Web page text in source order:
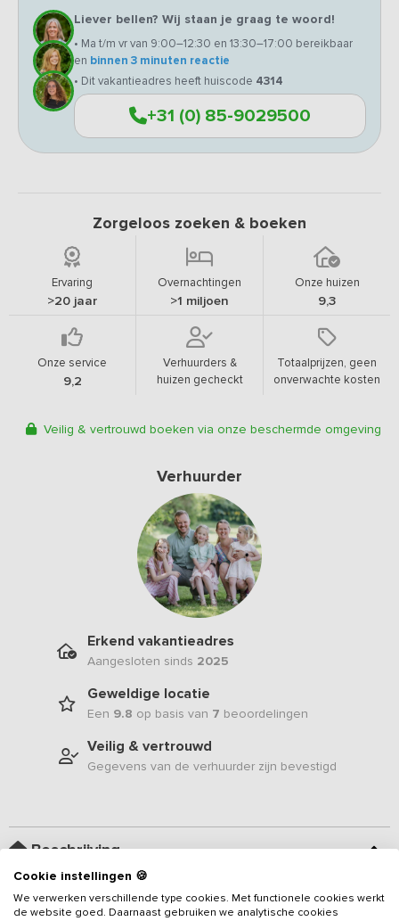
Liever bellen? Wij staan je graag te woord!
• Ma t/m vr van 9:00–12:30 en 13:30–17:00 bereikbaar
en binnen 3 minuten reactie
• Dit vakantieadres heeft huiscode 4314
+31 (0) 85-9029500
Zorgeloos zoeken & boeken
Ervaring
>20 jaar
Overnachtingen
>1 miljoen
Onze huizen
9,3
Onze service
9,2
Verhuurders &
huizen gecheckt
Totaalprijzen, geen
onverwachte kosten
Veilig & vertrouwd boeken via onze beschermde omgeving
Verhuurder
Erkend vakantieadres
Aangesloten sinds 2025
Geweldige locatie
Een 9.8 op basis van 7 beoordelingen
Veilig & vertrouwd
Gegevens van de verhuurder zijn bevestigd
Beschrijving
Dit sfeervolle vakantieadres voor 16 personenin de
Haspengouwse bloesemstreek beschikt over 6 slaapkamers en 6
Cookie instellingen 🍪
We verwerken verschillende type cookies. Met functionele cookies werkt
de website goed. Daarnaast gebruiken we analytische cookies